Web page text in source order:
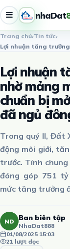
nhaDat
Trang chủ›Tin tức›
Lợi nhuận
nhờ mảng
chuẩn bị
đã ngủ
Trong quý II, Đất
động môi giới,
trước. Tính
đóng góp 751
mức tăng trưởng
ND Ban biên tập
NhaDat888
01/08/2025 15:03
21 lượt đọc